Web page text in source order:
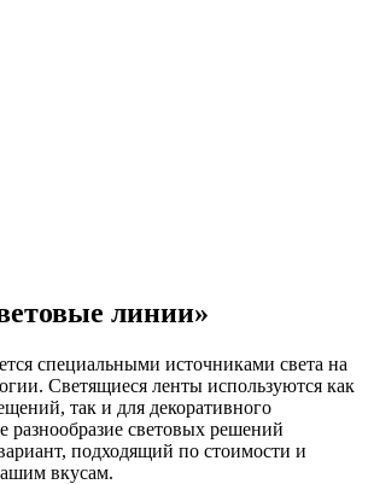
линии»
специальными источниками света на
Светящиеся ленты используются как
так и для декоративного
разнообразие световых решений
подходящий по стоимости и
вкусам.